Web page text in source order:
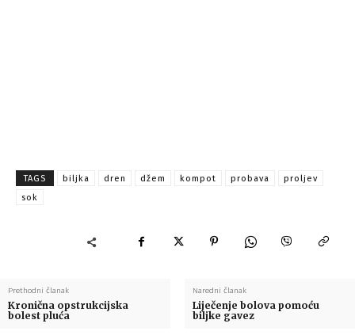
TAGS biljka dren džem kompot probava
proljev
sok
Prethodni članak
Kronična opstrukcijska
bolest pluća
Naredni članak
Liječenje bolova pomoću
biljke gavez